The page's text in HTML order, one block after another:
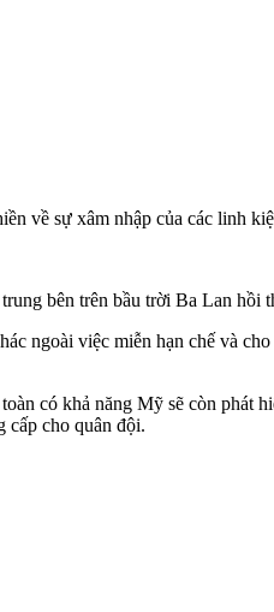
về sự xâm nhập của các linh
bên trên bầu trời Ba Lan hồi
ngoài việc miễn hạn chế và
có khả năng Mỹ sẽ còn phát
cấp cho quân đội.